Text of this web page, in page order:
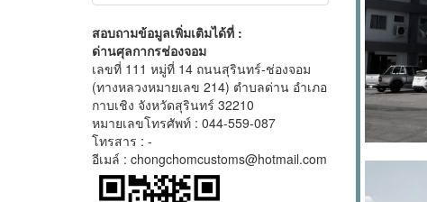
สอบถามข้อมูลเพิ่มเติมได้ที่ :
ด่านศุลกากรช่องจอม
เลขที่ 111 หมู่ที่ 14 ถนนสุรินทร์-ช่องจอม
(ทางหลวงหมายเลข 214) ตำบลด่าน อำเภอ
กาบเชิง จังหวัดสุรินทร์ 32210
หมายเลขโทรศัพท์ : 044-559-087
โทรสาร : -
อีเมล์ : chongchomcustoms@hotmail.com